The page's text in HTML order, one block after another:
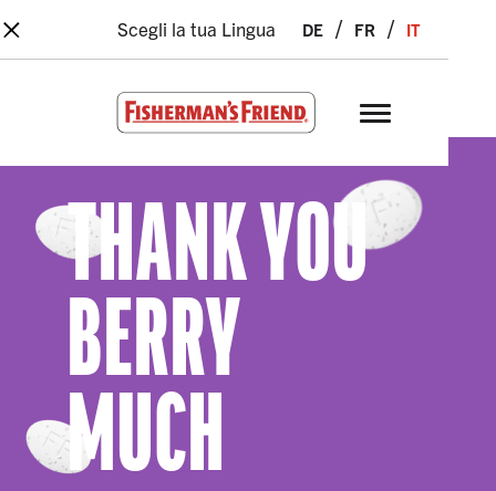
× Scegli la tua Lingua de fr it
THANK YOU
BERRY
MUCH